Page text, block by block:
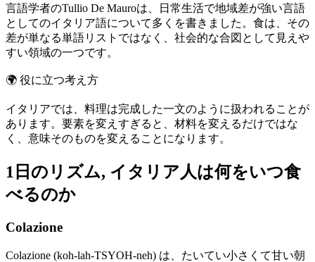
言語学者のTullio De Mauroは、日常生活で地域差が強い言語
としてのイタリア語について多くを書きました。食は、その
差が単なる単語リストではなく、社会的な合図として見えや
すい領域の一つです。
🌍 役に立つ考え方
イタリアでは、料理は完成した一文のように扱われることが
あります。要素を変えすぎると、材料を変えるだけではな
く、意味そのものを変えることになります。
1日のリズム, イタリア人は何をいつ食
べるのか
Colazione
Colazione (koh-lah-TSYOH-neh) は、たいてい小さくて甘い朝